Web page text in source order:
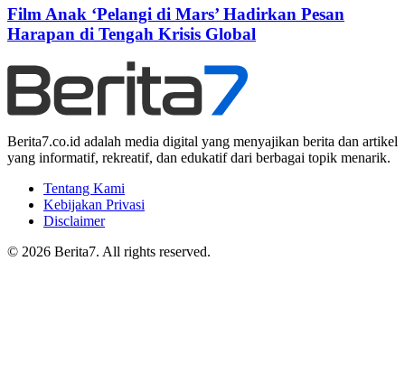
Film Anak ‘Pelangi di Mars’ Hadirkan Pesan
Harapan di Tengah Krisis Global
Berita7.co.id adalah media digital yang menyajikan berita dan artikel
yang informatif, rekreatif, dan edukatif dari berbagai topik menarik.
Tentang Kami
Kebijakan Privasi
Disclaimer
© 2026 Berita7. All rights reserved.